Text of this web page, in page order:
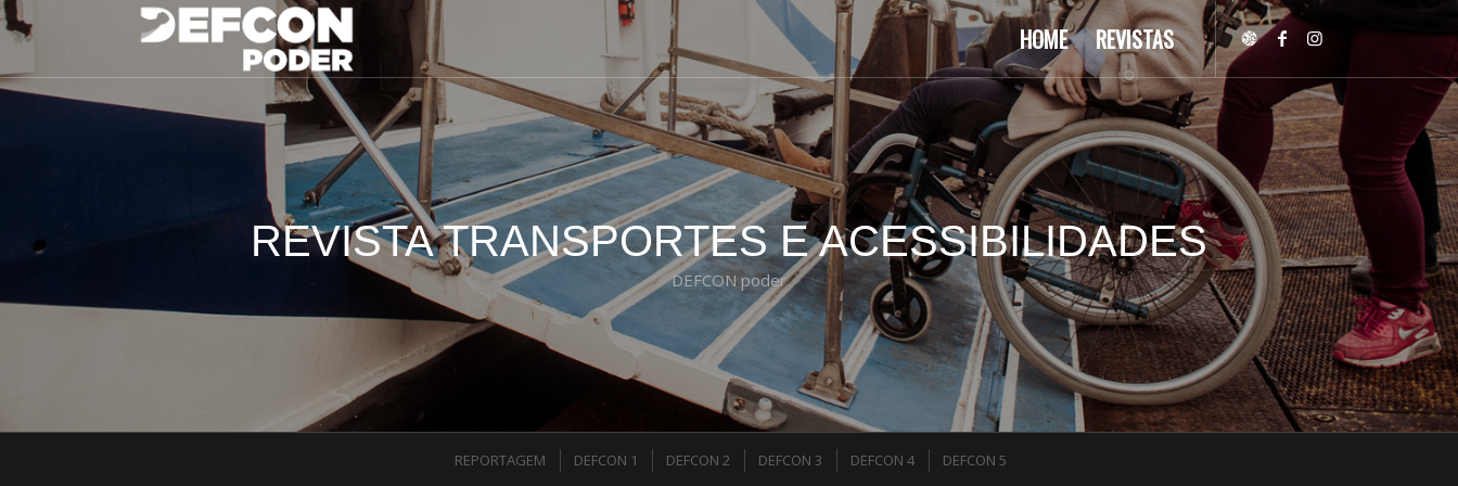
HOME REVISTAS
REVISTA TRANSPORTES E ACESSIBILIDADES
DEFCON poder
REPORTAGEM DEFCON 1 DEFCON 2 DEFCON 3 DEFCON 4 DEFCON 5